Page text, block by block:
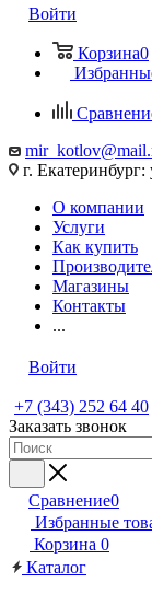
Войти
Корзина0
г.
О компании
Услуги
Как купить
Магазины
Контакты
...
Войти
+7 (343) 252 64 40
Заказать звонок
Сравнение0
Избранные
Корзина 0
Каталог